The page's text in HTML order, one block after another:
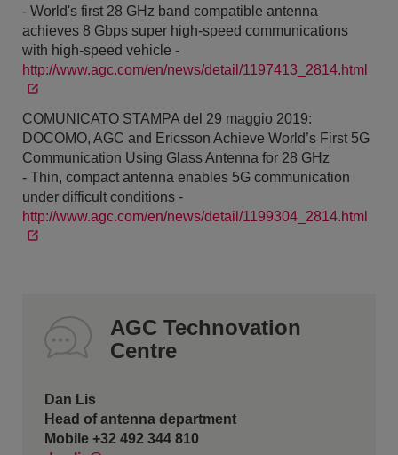
- World's first 28 GHz band compatible antenna
achieves 8 Gbps super high-speed communications
with high-speed vehicle -
http://www.agc.com/en/news/detail/1197413_2814.html
COMUNICATO STAMPA del 29 maggio 2019:
DOCOMO, AGC and Ericsson Achieve World’s First 5G
Communication Using Glass Antenna for 28 GHz
- Thin, compact antenna enables 5G communication
under difficult conditions -
http://www.agc.com/en/news/detail/1199304_2814.html
AGC Technovation
Centre
Dan Lis
Head of antenna department
Mobile +32 492 344 810